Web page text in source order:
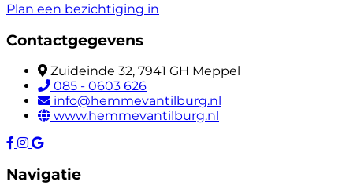
Plan een bezichtiging in
Contactgegevens
Zuideinde 32, 7941 GH Meppel
085 - 0603 626
info@hemmevantilburg.nl
www.hemmevantilburg.nl
Navigatie